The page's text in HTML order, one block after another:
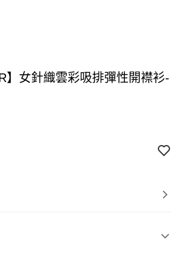
】女針織雲彩吸排彈性開襟衫-